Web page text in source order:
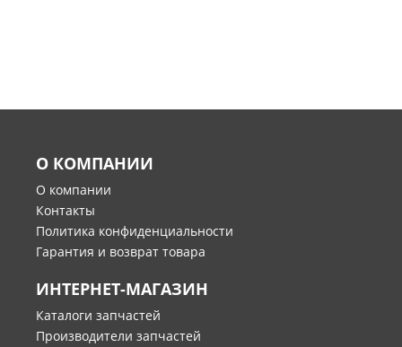
О КОМПАНИИ
О компании
Контакты
Политика конфиденциальности
Гарантия и возврат товара
ИНТЕРНЕТ-МАГАЗИН
Каталоги запчастей
Производители запчастей